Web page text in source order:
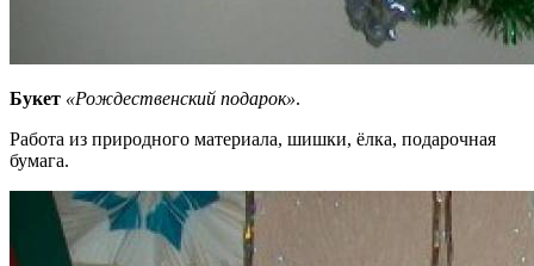
Букет «Рождественский подарок».
Работа из природного материала, шишки, ёлка, подарочная
бумага.